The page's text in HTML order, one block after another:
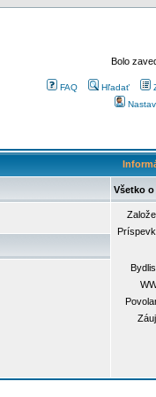
Bolo
FAQ Hľadať
Všetko